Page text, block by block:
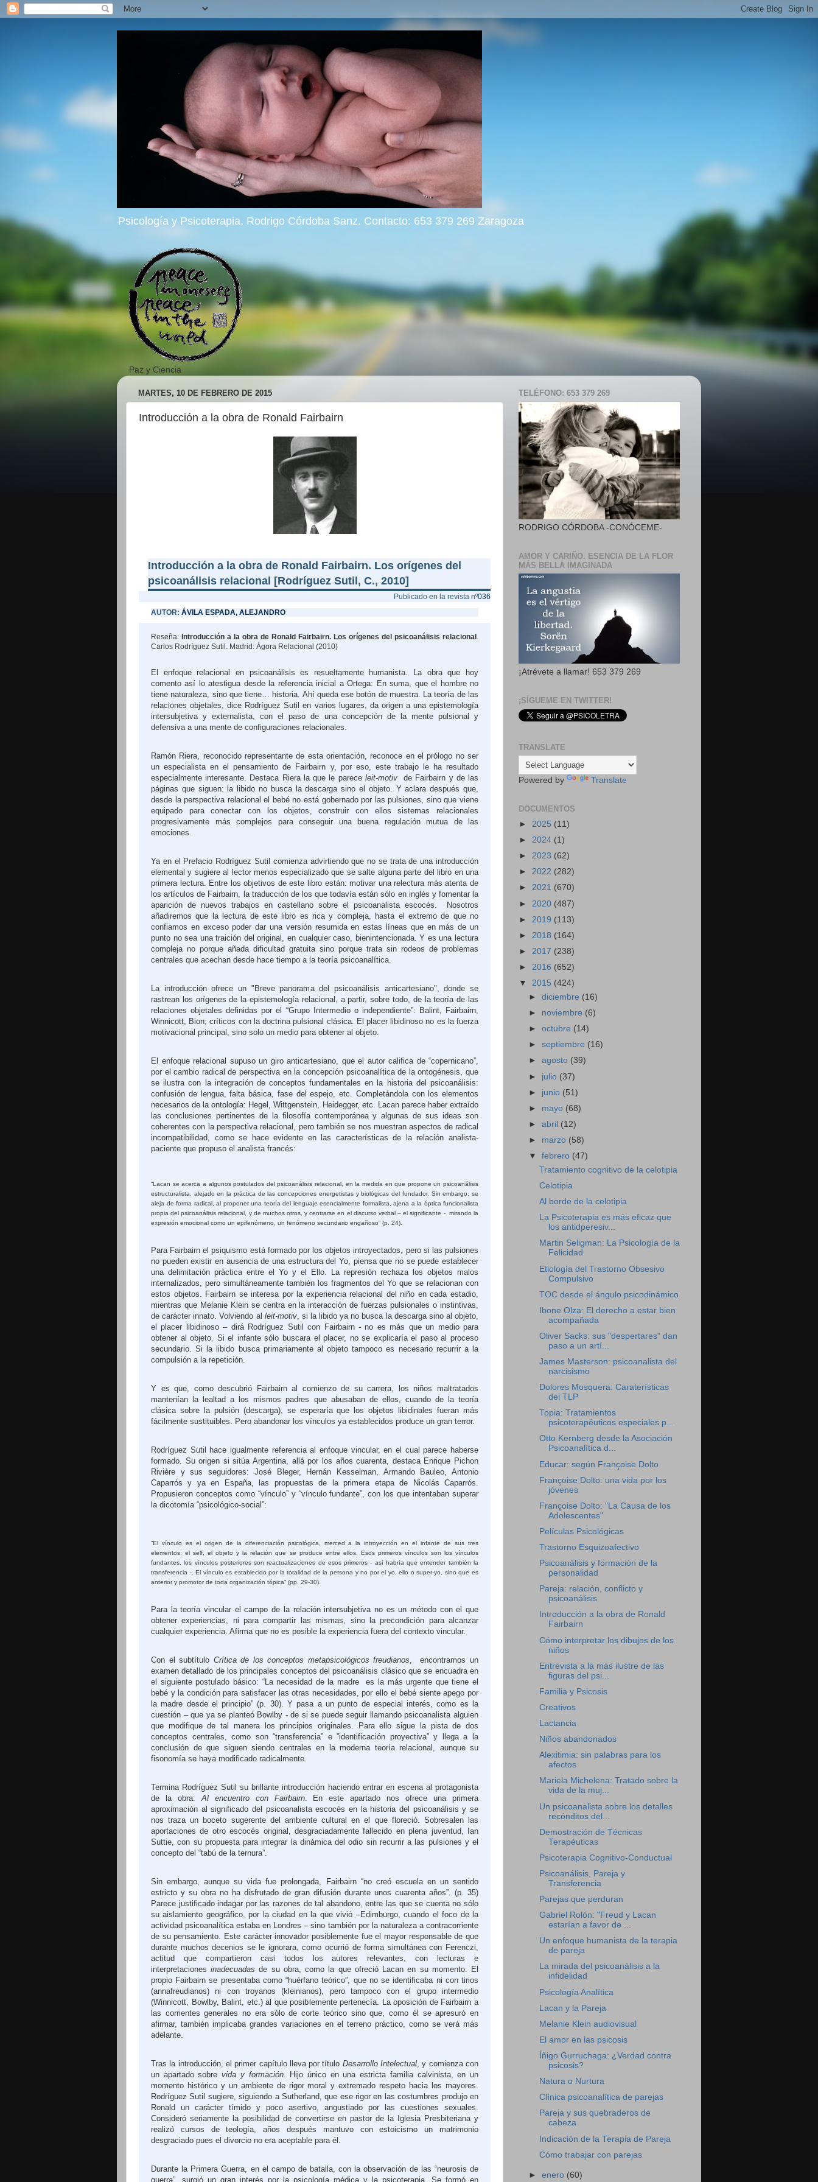
Psicología y Psicoterapia. Rodrigo Córdoba Sanz. Contacto: 653 379 269 Zaragoza
Paz y Ciencia
MARTES, 10 DE FEBRERO DE 2015
Introducción a la obra de Ronald Fairbairn
Introducción a la obra de Ronald Fairbairn. Los orígenes del
psicoanálisis relacional [Rodríguez Sutil, C., 2010]
Publicado en la revista nº036
AUTOR: ÁVILA ESPADA, ALEJANDRO
Reseña: Introducción a la obra de Ronald Fairbairn. Los orígenes del psicoanálisis relacional
Carlos Rodríguez Sutil. Madrid: Ágora Relacional (2010)
El enfoque relacional en psicoanálisis es resueltamente humanista. La obra que hoy
comento así lo atestigua desde la referencia inicial a Ortega: En suma, que el hombre no
tiene naturaleza, sino que tiene… historia. Ahí queda ese botón de muestra. La teoría de las
relaciones objetales, dice Rodríguez Sutil en varios lugares, da origen a una epistemología
intersubjetiva y externalista, con el paso de una concepción de la mente pulsional y
defensiva a una mente de configuraciones relacionales.
Ramón Riera, reconocido representante de esta orientación, reconoce en el prólogo no ser
un especialista en el pensamiento de Fairbairn y, por eso, este trabajo le ha resultado
especialmente interesante. Destaca Riera la que le parece leit-motiv
de Fairbairn y de las
páginas que siguen: la libido no busca la descarga sino el objeto. Y aclara después que,
desde la perspectiva relacional el bebé no está gobernado por las pulsiones, sino que viene
equipado para conectar con los objetos, construir con ellos sistemas relacionales
progresivamente más complejos para conseguir una buena regulación mutua de las
emociones.
Ya en el Prefacio Rodríguez Sutil comienza advirtiendo que no se trata de una introducción
elemental y sugiere al lector menos especializado que se salte alguna parte del libro en una
primera lectura. Entre los objetivos de este libro están: motivar una relectura más atenta de
los artículos de Fairbairn, la traducción de los que todavía están sólo en inglés y fomentar la
aparición de nuevos trabajos en castellano sobre el psicoanalista escocés.
Nosotros
añadiremos que la lectura de este libro es rica y compleja, hasta el extremo de que no
confiamos en exceso poder dar una versión resumida en estas líneas que en más de un
punto no sea una traición del original, en cualquier caso, bienintencionada. Y es una lectura
compleja no porque añada dificultad gratuita sino porque trata sin rodeos de problemas
centrales que acechan desde hace tiempo a la teoría psicoanalítica.
La introducción ofrece un "Breve panorama del psicoanálisis anticartesiano", donde se
rastrean los orígenes de la epistemología relacional, a partir, sobre todo, de la teoría de las
relaciones objetales definidas por el “Grupo Intermedio o independiente”: Balint, Fairbairn,
Winnicott, Bion; críticos con la doctrina pulsional clásica. El placer libidinoso no es la fuerza
motivacional principal, sino solo un medio para obtener al objeto.
El enfoque relacional supuso un giro anticartesiano, que el autor califica de “copernicano”,
por el cambio radical de perspectiva en la concepción psicoanalítica de la ontogénesis, que
se ilustra con la integración de conceptos fundamentales en la historia del psicoanálisis:
confusión de lengua, falta básica, fase del espejo, etc. Completándola con los elementos
necesarios de la ontología: Hegel, Wittgenstein, Heidegger, etc. Lacan parece haber extraído
las conclusiones pertinentes de la filosofía contemporánea y algunas de sus ideas son
coherentes con la perspectiva relacional, pero también se nos muestran aspectos de radical
incompatibilidad, como se hace evidente en las características de la relación analista-
paciente que propuso el analista francés:
“Lacan se acerca a algunos postulados del psicoanálisis relacional, en la medida en que propone un psicoanálisis
estructuralista, alejado en la práctica de las concepciones energetistas y biológicas del fundador. Sin embargo, se
aleja de forma radical, al proponer una teoría del lenguaje esencialmente formalista, ajena a la óptica funcionalista
propia del psicoanálisis relacional, y de muchos otros, y centrarse en el discurso verbal – el significante - mirando la
expresión emocional como un epifenómeno, un fenómeno secundario engañoso” (p. 24).
Para Fairbairn el psiquismo está formado por los objetos introyectados, pero si las pulsiones
no pueden existir en ausencia de una estructura del Yo, piensa que no se puede establecer
una delimitación práctica entre el Yo y el Ello. La represión rechaza los objetos malos
internalizados, pero simultáneamente también los fragmentos del Yo que se relacionan con
estos objetos. Fairbairn se interesa por la experiencia relacional del niño en cada estadio,
mientras que Melanie Klein se centra en la interacción de fuerzas pulsionales o instintivas,
de carácter innato. Volviendo al leit-motiv, si la libido ya no busca la descarga sino al objeto,
el placer libidinoso – dirá Rodríguez Sutil con Fairbairn - no es más que un medio para
obtener al objeto. Si el infante sólo buscara el placer, no se explicaría el paso al proceso
secundario. Si la libido busca primariamente al objeto tampoco es necesario recurrir a la
compulsión a la repetición.
Y es que, como descubrió Fairbairn al comienzo de su carrera, los niños maltratados
mantenían la lealtad a los mismos padres que abusaban de ellos, cuando de la teoría
clásica sobre la pulsión (descarga), se esperaría que los objetos libidinales fueran más
fácilmente sustituibles. Pero abandonar los vínculos ya establecidos produce un gran terror.
Rodríguez Sutil hace igualmente referencia al enfoque vincular, en el cual parece haberse
formado. Su origen si sitúa Argentina, allá por los años cuarenta, destaca Enrique Pichon
Rivière y sus seguidores: José Bleger, Hernán Kesselman, Armando Bauleo, Antonio
Caparrós y ya en España, las propuestas de la primera etapa de Nicolás Caparrós.
Propusieron conceptos como “vínculo” y “vínculo fundante”, con los que intentaban superar
la dicotomía “psicológico-social”:
“El vínculo es el origen de la diferenciación psicológica, merced a la introyección en el infante de sus tres
elementos: el self, el objeto y la relación que se produce entre ellos. Esos primeros vínculos son los vínculos
fundantes, los vínculos posteriores son reactualizaciones de esos primeros - así habría que entender también la
transferencia -. El vínculo es establecido por la totalidad de la persona y no por el yo, ello o super-yo, sino que es
anterior y promotor de toda organización tópica” (pp. 29-30).
Para la teoría vincular el campo de la relación intersubjetiva no es un método con el que
obtener experiencias, ni para compartir las mismas, sino la precondición para alcanzar
cualquier experiencia. Afirma que no es posible la experiencia fuera del contexto vincular.
Con el subtítulo Crítica de los conceptos metapsicológicos freudianos
encontramos un
examen detallado de los principales conceptos del psicoanálisis clásico que se encuadra en
el siguiente postulado básico: “La necesidad de la madre
es la más urgente que tiene el
bebé y la condición para satisfacer las otras necesidades, por ello el bebé siente apego por
la madre desde el principio” (p. 30). Y pasa a un punto de especial interés, como es la
cuestión – que ya se planteó Bowlby - de si se puede seguir llamando psicoanalista alguien
que modifique de tal manera los principios originales. Para ello sigue la pista de dos
conceptos centrales, como son “transferencia” e ”identificación proyectiva” y llega a la
conclusión de que siguen siendo centrales en la moderna teoría relacional, aunque su
fisonomía se haya modificado radicalmente.
Termina Rodríguez Sutil su brillante introducción haciendo entrar en escena al protagonista
de la obra: Al encuentro con Fairbairn. En este apartado nos ofrece una primera
aproximación al significado del psicoanalista escocés en la historia del psicoanálisis y se
nos traza un boceto sugerente del ambiente cultural en el que floreció. Sobresalen las
aportaciones de otro escocés original, desgraciadamente fallecido en plena juventud, Ian
Suttie, con su propuesta para integrar la dinámica del odio sin recurrir a las pulsiones y el
concepto del “tabú de la ternura”.
Sin embargo, aunque su vida fue prolongada, Fairbairn “no creó escuela en un sentido
estricto y su obra no ha disfrutado de gran difusión durante unos cuarenta años”. (p. 35)
Parece justificado indagar por las razones de tal abandono, entre las que se cuenta no sólo
su aislamiento geográfico, por la ciudad en la que vivió –Edimburgo, cuando el foco de la
actividad psicoanalítica estaba en Londres – sino también por la naturaleza a contracorriente
de su pensamiento. Este carácter innovador posiblemente fue el mayor responsable de que
durante muchos decenios se le ignorara, como ocurrió de forma simultánea con Ferenczi,
actitud que compartieron casi todos los autores relevantes, con lecturas e
interpretacionesinadecuadas de su obra, como la que ofreció Lacan en su momento. El
propio Fairbairn se presentaba como “huérfano teórico”, que no se identificaba ni con tirios
(annafreudianos) ni con troyanos (kleinianos), pero tampoco con el grupo intermedio
(Winnicott, Bowlby, Balint, etc.) al que posiblemente pertenecía. La oposición de Fairbairn a
las corrientes generales no era sólo de corte teórico sino que, como él se apresuró en
afirmar, también implicaba grandes variaciones en el terreno práctico, como se verá más
adelante.
Tras la introducción, el primer capítulo lleva por título Desarrollo Intelectual , y comienza con
un apartado sobrevida y formación. Hijo único en una estricta familia calvinista, en un
momento histórico y un ambiente de rigor moral y extremado respeto hacia los mayores.
Rodríguez Sutil sugiere, siguiendo a Sutherland, que ese rigor en las costumbres produjo en
Ronald un carácter tímido y poco asertivo, angustiado por las cuestiones sexuales.
Consideró seriamente la posibilidad de convertirse en pastor de la Iglesia Presbiteriana y
realizó cursos de teología, años después mantuvo con estoicismo un matrimonio
desgraciado pues el divorcio no era aceptable para él.
Durante la Primera Guerra , en el campo de batalla, con la observación de las “neurosis de
guerra”, surgió un gran interés por la psicología médica y la psicoterapia. Se formó en
TELÉFONO: 653 379 269
RODRIGO CÓRDOBA -CONÓCEME-
AMOR Y CARIÑO. ESENCIA DE LA FLOR
MÁS BELLA IMAGINADA
¡Atrévete a llamar! 653 379 269
¡SÍGUEME EN TWITTER!
TRANSLATE
Powered by Translate
DOCUMENTOS
► 2025 (11)
► 2024 (1)
► 2023 (62)
► 2022 (282)
► 2021 (670)
► 2020 (487)
► 2019 (113)
► 2018 (164)
► 2017 (238)
► 2016 (652)
▼ 2015 (424)
►diciembre (16)
► noviembre (6)
►octubre (14)
►septiembre (16)
►agosto (39)
► julio (37)
► junio (51)
► mayo (68)
►abril (12)
► marzo (58)
▼febrero (47)
Tratamiento cognitivo de la celotipia
Celotipia
Al borde de la celotipia
La Psicoterapia es más eficaz que
los antidperesiv...
Martin Seligman: La Psicología de la
Felicidad
Etiología del Trastorno Obsesivo
Compulsivo
TOC desde el ángulo psicodinámico
Ibone Olza: El derecho a estar bien
acompañada
Oliver Sacks: sus "despertares" dan
paso a un artí...
James Masterson: psicoanalista del
narcisismo
Dolores Mosquera: Caraterísticas
del TLP
Topia: Tratamientos
psicoterapéuticos especiales p...
Otto Kernberg desde la Asociación
Psicoanalítica d...
Educar: según Françoise Dolto
Françoise Dolto: una vida por los
jóvenes
Françoise Dolto: "La Causa de los
Adolescentes"
Películas Psicológicas
Trastorno Esquizoafectivo
Psicoanálisis y formación de la
personalidad
Pareja: relación, conflicto y
psicoanálisis
Introducción a la obra de Ronald
Fairbairn
Cómo interpretar los dibujos de los
niños
Entrevista a la más ilustre de las
figuras del psi...
Familia y Psicosis
Creativos
Lactancia
Niños abandonados
Alexitimia: sin palabras para los
afectos
Mariela Michelena: Tratado sobre la
vida de la muj...
Un psicoanalista sobre los detalles
recónditos del...
Demostración de Técnicas
Terapéuticas
Psicoterapia Cognitivo-Conductual
Psicoanálisis, Pareja y
Transferencia
Parejas que perduran
Gabriel Rolón: "Freud y Lacan
estarían a favor de ...
Un enfoque humanista de la terapia
de pareja
La mirada del psicoanálisis a la
infidelidad
Psicología Analítica
Lacan y la Pareja
Melanie Klein audiovisual
El amor en las psicosis
Íñigo Gurruchaga: ¿Verdad contra
psicosis?
Natura o Nurtura
Clínica psicoanalítica de parejas
Pareja y sus quebraderos de
cabeza
Indicación de la Terapia de Pareja
Cómo trabajar con parejas
►enero (60)